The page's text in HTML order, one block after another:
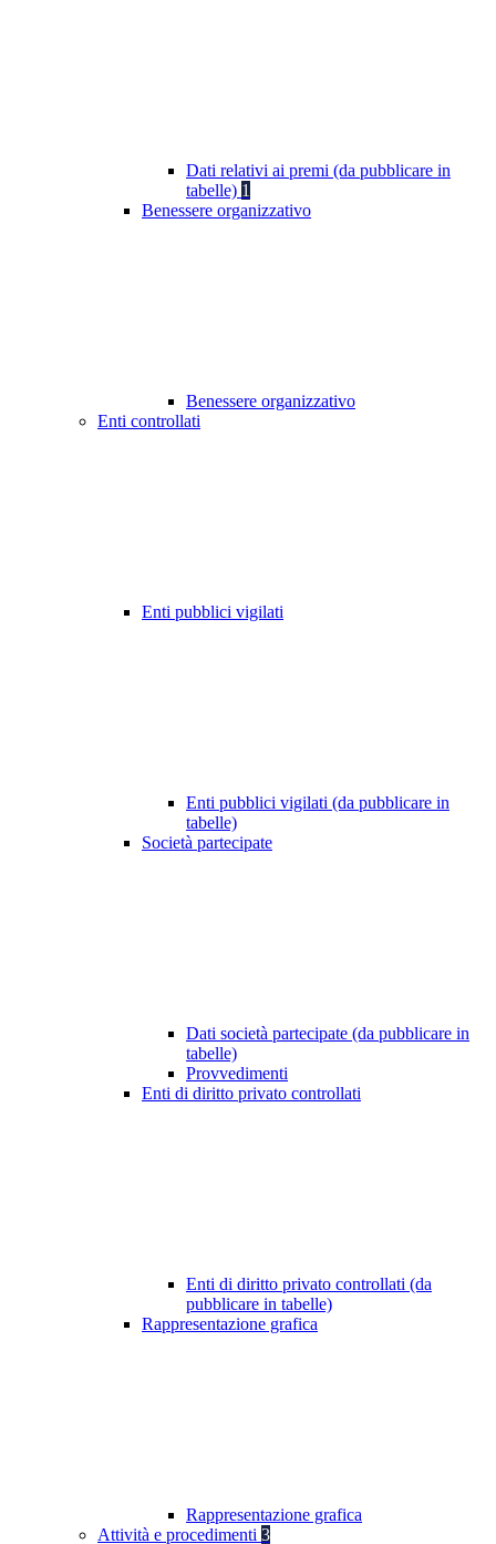
Dati relativi ai premi (da pubblicare in
tabelle) 1
Benessere organizzativo
Benessere organizzativo
Enti controllati
Enti pubblici vigilati
Enti pubblici vigilati (da pubblicare in
tabelle)
Società partecipate
Dati società partecipate (da pubblicare in
tabelle)
Provvedimenti
Enti di diritto privato controllati
Enti di diritto privato controllati (da
pubblicare in tabelle)
Rappresentazione grafica
Rappresentazione grafica
Attività e procedimenti 3